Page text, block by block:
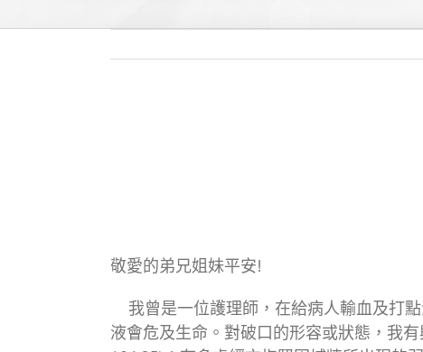
敬愛的弟兄姐妹平安!
我曾是一位護理師，在給病人輸血及打
液會危及生命。對破口的形容或狀態，我